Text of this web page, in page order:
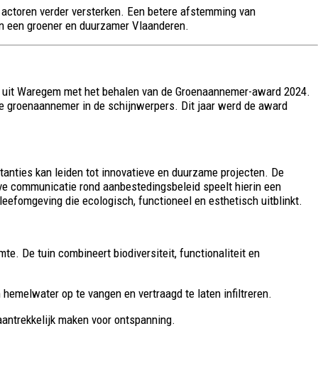
verder versterken. Een betere afstemming van
groener en duurzamer Vlaanderen.
Waregem met het behalen van de Groenaannemer-award 2024.
in de schijnwerpers. Dit jaar werd de award
kan leiden tot innovatieve en duurzame projecten. De
communicatie rond aanbestedingsbeleid speelt hierin een
die ecologisch, functioneel en esthetisch uitblinkt.
De tuin combineert biodiversiteit, functionaliteit en
op te vangen en vertraagd te laten infiltreren.
maken voor ontspanning.